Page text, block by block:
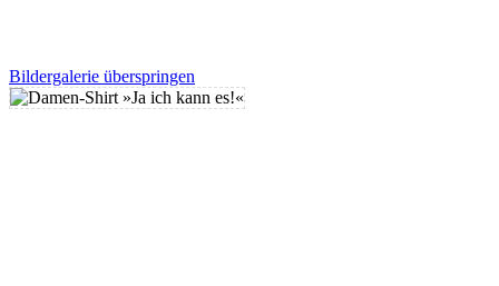
Bildergalerie überspringen